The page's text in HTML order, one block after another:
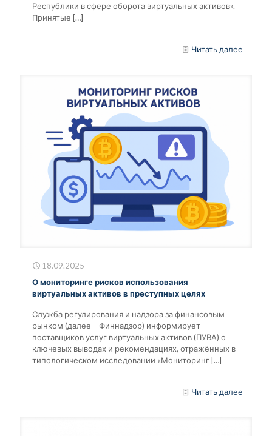
Республики в сфере оборота виртуальных активов».
Принятые […]
Читать далее
18.09.2025
О мониторинге рисков использования
виртуальных активов в преступных целях
Служба регулирования и надзора за финансовым
рынком (далее – Финнадзор) информирует
поставщиков услуг виртуальных активов (ПУВА) о
ключевых выводах и рекомендациях, отражённых в
типологическом исследовании «Мониторинг […]
Читать далее